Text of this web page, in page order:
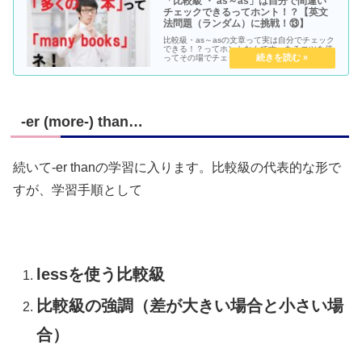
チェックできるってホント！？【英文
法問題（ランダム）に挑戦！⑬】
比較級・as～asの文章って実は自分でチェック
できる！？ってホントなんです。あるコツを使
ってその場でチェック！すると間違っている文
はその場でわかってしまうんです。ぜひ会得し
ていただいて、英作文のチェック時に活用いた
-er (more-) than…
続いて-er thanの学習に入ります。比較級の代表的な形で
すが、学習手順として
lessを使う比較級
比較級の強調（差が大きい場合と小さい場
合）